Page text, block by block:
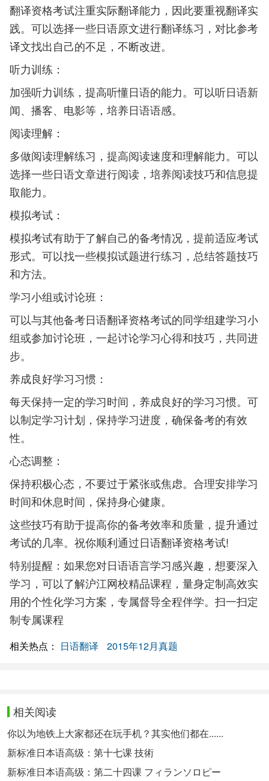
翻译资格考试注重实际翻译能力，因此要重视翻译实
践。可以选择一些日语原文进行翻译练习，对比参考
译文找出自己的不足，不断改进。
听力训练：
加强听力训练，提高听懂日语的能力。可以听日语新
闻、播客、电影等，培养日语语感。
阅读理解：
多做阅读理解练习，提高阅读速度和理解能力。可以
选择一些日语文章进行阅读，培养阅读技巧和信息提
取能力。
模拟考试：
模拟考试有助于了解自己的备考情况，提前适应考试
形式。可以找一些模拟试题进行练习，总结答题技巧
和方法。
学习小组或讨论班：
可以与其他备考日语翻译资格考试的同学组建学习小
组或参加讨论班，一起讨论学习心得和技巧，共同进
步。
养成良好学习习惯：
每天保持一定的学习时间，养成良好的学习习惯。可
以制定学习计划，保持学习进度，确保备考的有效
性。
心态调整：
保持积极心态，不要过于紧张或焦虑。合理安排学习
时间和休息时间，保持身心健康。
这些技巧有助于提高你的备考效率和质量，提升通过
考试的几率。祝你顺利通过日语翻译资格考试!
特别提醒：如果您对日语语言学习感兴趣，想要深入
学习，可以了解沪江网校精品课程，量身定制高效实
用的个性化学习方案，专属督导全程伴学。扫一扫定
制专属课程
相关热点： 日语翻译 2015年12月真题
相关阅读
你以为地铁上大家都还在玩手机？其实他们都在......
新标准日本语高级：第十七课 技術
新标准日本语高级：第二十四课 フィランソロピー